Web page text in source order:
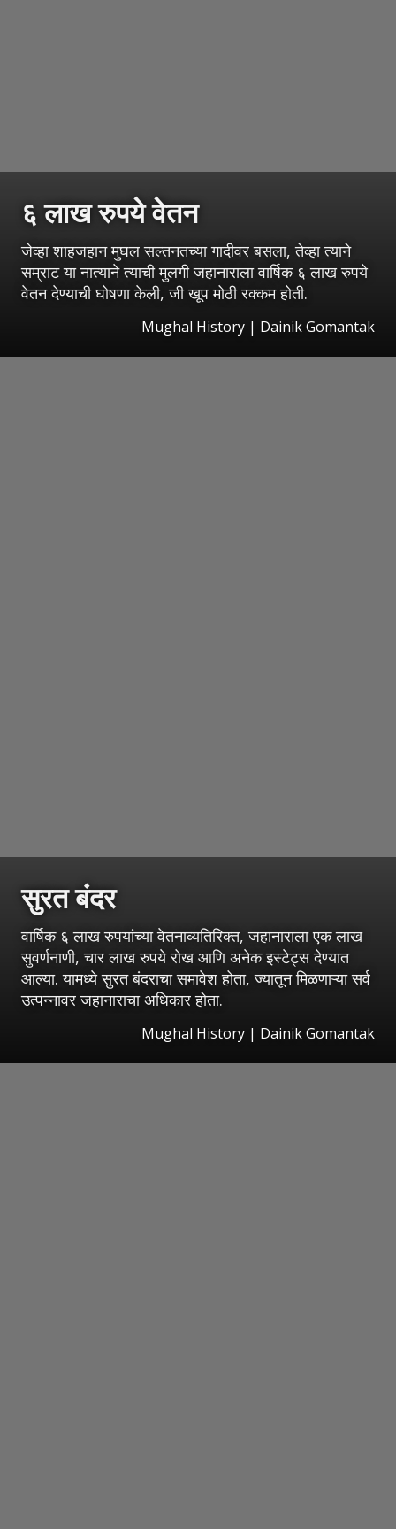
६ लाख रुपये वेतन
जेव्हा शाहजहान मुघल सल्तनतच्या गादीवर बसला, तेव्हा त्याने
सम्राट या नात्याने त्याची मुलगी जहानाराला वार्षिक ६ लाख रुपये
वेतन देण्याची घोषणा केली, जी खूप मोठी रक्कम होती.
Mughal History | Dainik Gomantak
सुरत बंदर
वार्षिक ६ लाख रुपयांच्या वेतनाव्यतिरिक्त, जहानाराला एक लाख
सुवर्णनाणी, चार लाख रुपये रोख आणि अनेक इस्टेट्स देण्यात
आल्या. यामध्ये सुरत बंदराचा समावेश होता, ज्यातून मिळणाऱ्या सर्व
उत्पन्नावर जहानाराचा अधिकार होता.
Mughal History | Dainik Gomantak